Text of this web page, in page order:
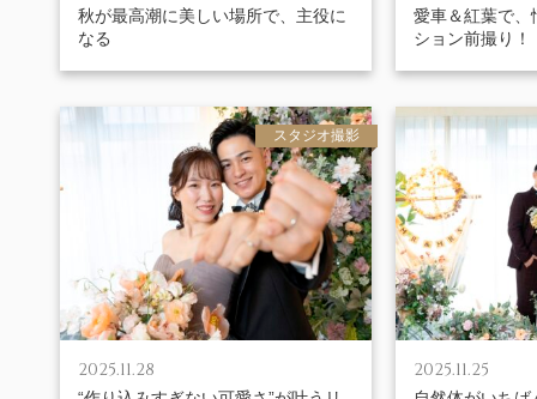
秋が最高潮に美しい場所で、主役に
なる
愛車＆紅葉で、
ション前撮り！
2025.11.28
スタジオ撮影
2025.11.25